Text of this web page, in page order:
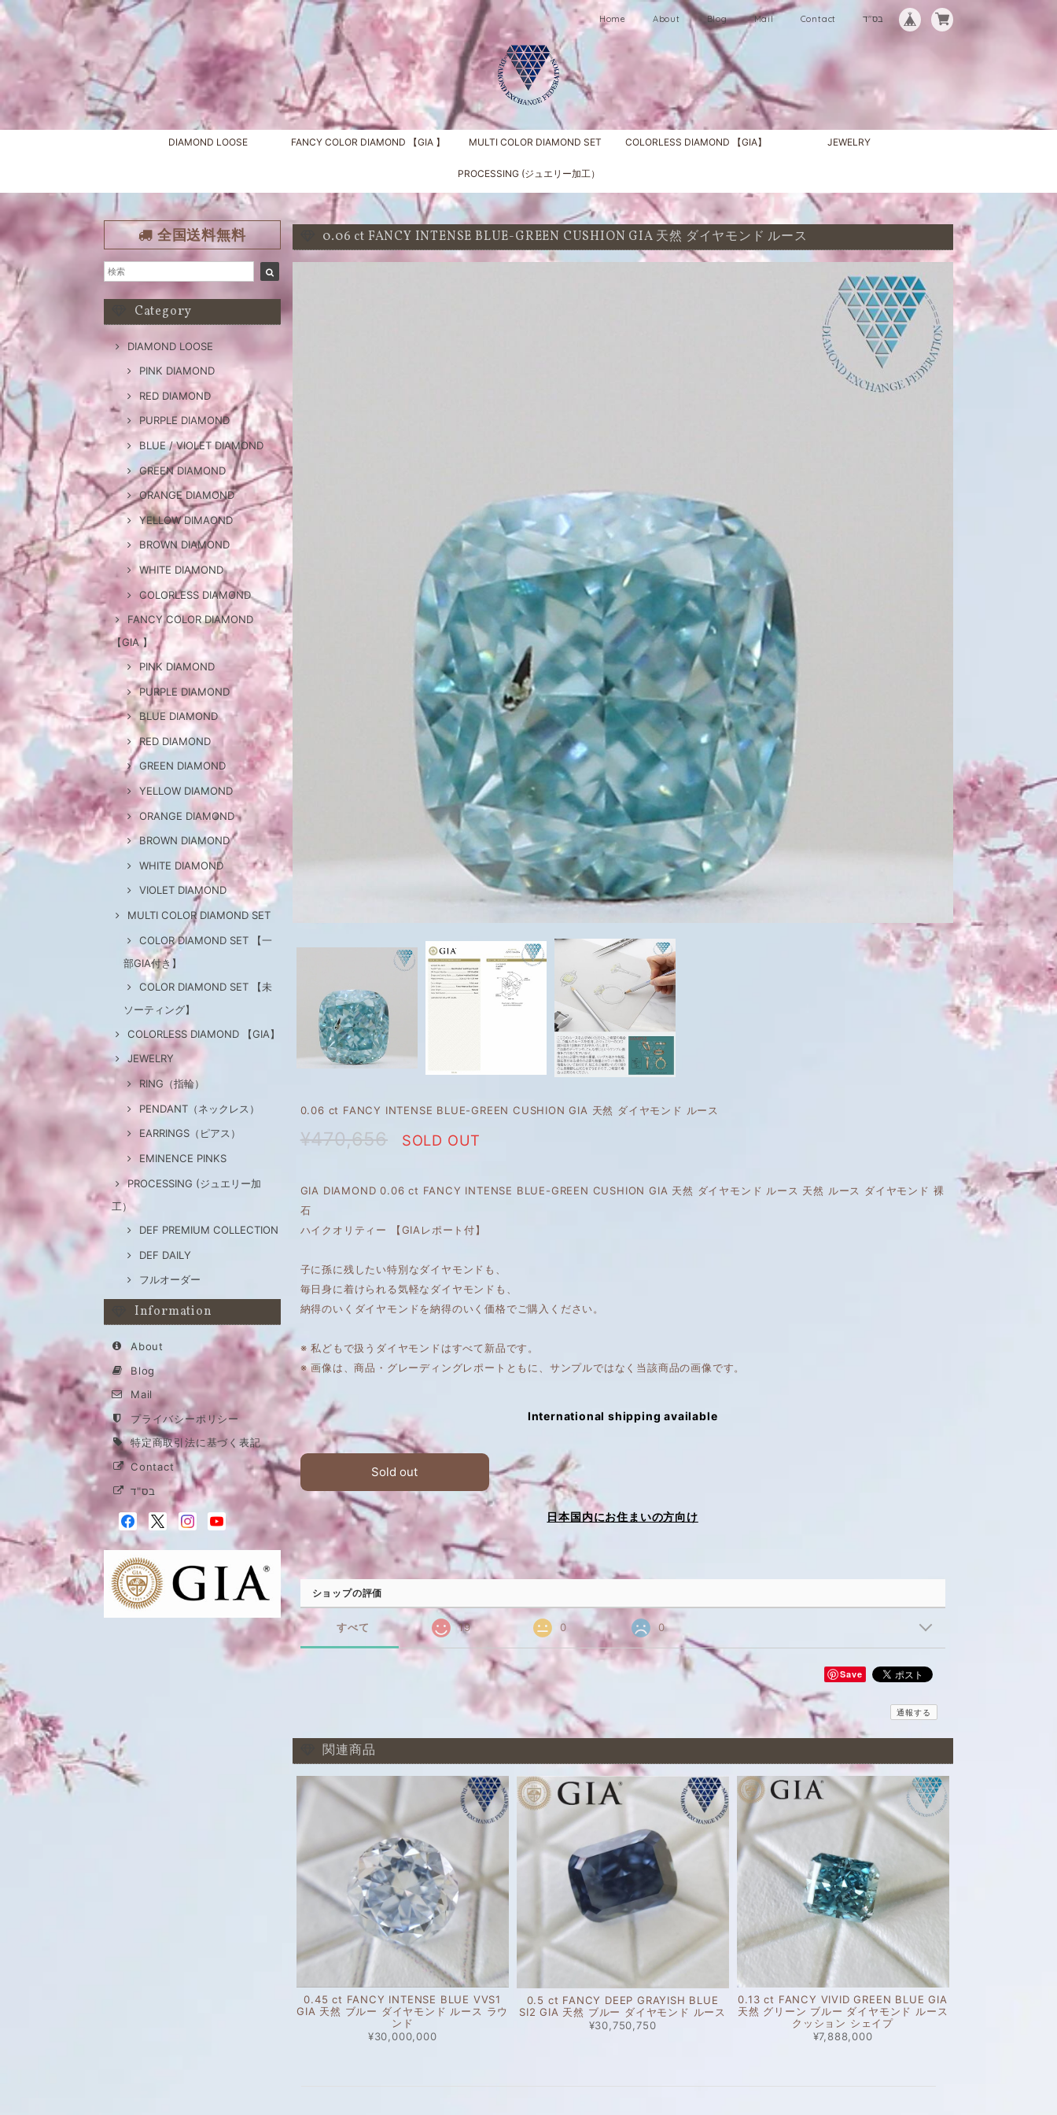
Home About Blog Mail Contact בס"ד
DIAMOND LOOSE FANCY COLOR DIAMOND 【GIA 】 MULTI COLOR DIAMOND SET COLORLESS DIAMOND 【GIA】 JEWELRY
PROCESSING (ジュエリー加工）
全国送料無料
Category
DIAMOND LOOSE
PINK DIAMOND
RED DIAMOND
PURPLE DIAMOND
BLUE / VIOLET DIAMOND
GREEN DIAMOND
ORANGE DIAMOND
YELLOW DIMAOND
BROWN DIAMOND
WHITE DIAMOND
COLORLESS DIAMOND
FANCY COLOR DIAMOND
【GIA 】
PINK DIAMOND
PURPLE DIAMOND
BLUE DIAMOND
RED DIAMOND
GREEN DIAMOND
YELLOW DIAMOND
ORANGE DIAMOND
BROWN DIAMOND
WHITE DIAMOND
VIOLET DIAMOND
MULTI COLOR DIAMOND SET
COLOR DIAMOND SET 【一
部GIA付き】
COLOR DIAMOND SET 【未
ソーティング】
COLORLESS DIAMOND 【GIA】
JEWELRY
RING（指輪）
PENDANT（ネックレス）
EARRINGS（ピアス）
EMINENCE PINKS
PROCESSING (ジュエリー加
工）
DEF PREMIUM COLLECTION
DEF DAILY
フルオーダー
Information
About
Blog
Mail
プライバシーポリシー
特定商取引法に基づく表記
Contact
בס"ד
0.06 ct FANCY INTENSE BLUE-GREEN CUSHION GIA 天然 ダイヤモンド ルース
0.06 ct FANCY INTENSE BLUE-GREEN CUSHION GIA 天然 ダイヤモンド ルース
¥470,656 SOLD OUT
GIA DIAMOND 0.06 ct FANCY INTENSE BLUE-GREEN CUSHION GIA 天然 ダイヤモンド ルース 天然 ルース ダイヤモンド 裸
石
ハイクオリティー 【GIAレポート付】
子に孫に残したい特別なダイヤモンドも、
毎日身に着けられる気軽なダイヤモンドも、
納得のいくダイヤモンドを納得のいく価格でご購入ください。
※ 私どもで扱うダイヤモンドはすべて新品です。
※ 画像は、商品・グレーディングレポートともに、サンプルではなく当該商品の画像です。
International shipping available
Sold out
日本国内にお住まいの方向け
ショップの評価
すべて 19 0 0
Save
通報する
関連商品
0.45 ct FANCY INTENSE BLUE VVS1
GIA 天然 ブルー ダイヤモンド ルース ラウ
ンド
¥30,000,000
0.5 ct FANCY DEEP GRAYISH BLUE
SI2 GIA 天然 ブルー ダイヤモンド ルース
¥30,750,750
0.13 ct FANCY VIVID GREEN BLUE GIA
天然 グリーン ブルー ダイヤモンド ルース
クッション シェイプ
¥7,888,000